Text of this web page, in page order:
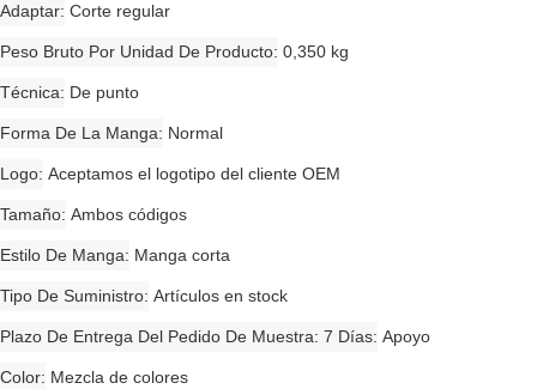
Adaptar Corte regular
Peso Bruto Por Unidad De Producto 0,350 kg
Técnica De punto
Forma De La Manga Normal
Logo Aceptamos el logotipo del cliente OEM
Tamaño Ambos códigos
Estilo De Manga Manga corta
Tipo De Suministro Artículos en stock
Plazo De Entrega Del Pedido De Muestra: 7 Días Apoyo
Color Mezcla de colores